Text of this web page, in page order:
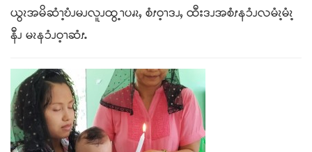
ယွၩအမိဆံၫ့ဎံၪမၪလူၪထွ့ၫပၧၩႇ စံၭဝ့ၫဒၪႇ ထီးဒၪအစံၭနၥံၪလမံၩ့မံၩ့
နီၪ မၩနၥံၪဝ့ၫဆံၭႉ